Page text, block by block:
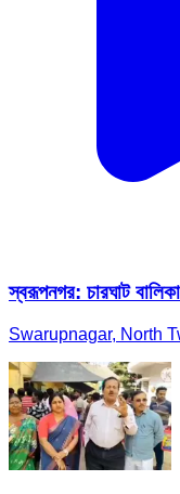
স্বরূপনগর: চারঘাট
Swarupnagar, North